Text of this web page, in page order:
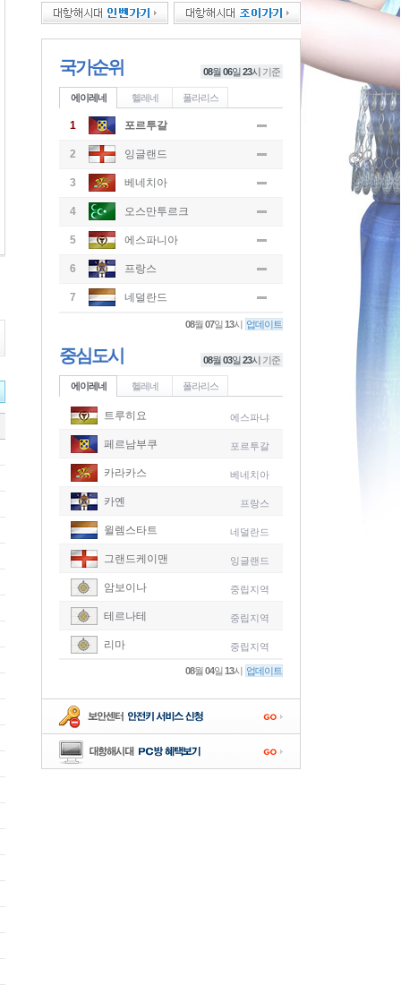
국가순위 08월 06일 23시 기준
에이레네 헬레네 폴라리스
1 포르투갈
2 잉글랜드
3 베네치아
4 오스만투르크
5 에스파니아
6 프랑스
-
7 네덜란드
08월07일13시 업데이트
중심도시 08월 03일 23시 기준
에이레네 헬레네 폴라리스
트루히요 에스파냐
페르남부쿠 포르투갈
카라카스 베네치아
카옌 프랑스
윌렘스타트 네덜란드
그랜드케이맨 잉글랜드
암보이나 중립지역
테르나테 중립지역
리마 중립지역
08월04일13시 업데이트